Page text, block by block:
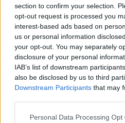
section to confirm your selection.
opt-out request is processed you
interest-based ads based on
us or personal information
your opt-out. You may separately
disclosure of your personal
IAB’s list of downstream
also be disclosed by us to third
Downstream Participants that may
Personal Data Processing Opt